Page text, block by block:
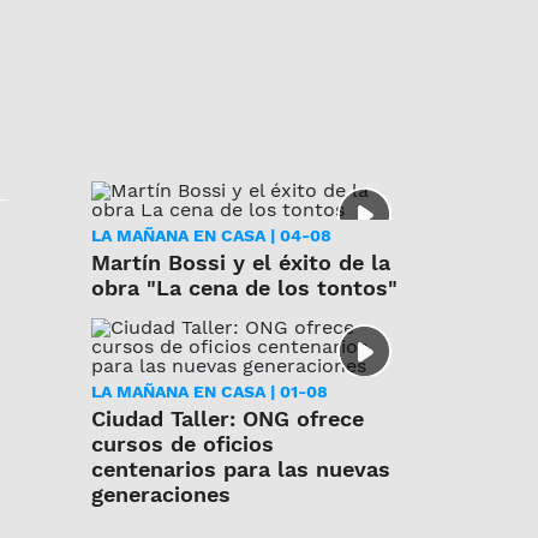
LA MAÑANA EN CASA | 04-08
Martín Bossi y el éxito de la
obra "La cena de los tontos"
LA MAÑANA EN CASA | 01-08
Ciudad Taller: ONG ofrece
cursos de oficios
centenarios para las nuevas
generaciones